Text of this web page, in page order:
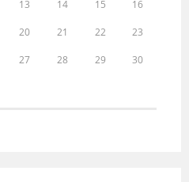
13 14 15 16
20 21 22 23
27 28 29 30